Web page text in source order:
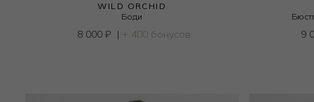
WILD ORCHID
Боди
8 000 ₽ | + 400 бонусов 9